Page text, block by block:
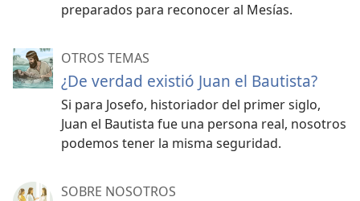
preparados para reconocer al Mesías.
OTROS TEMAS
¿De verdad existió Juan el Bautista?
Si para Josefo, historiador del primer siglo,
Juan el Bautista fue una persona real, nosotros
podemos tener la misma seguridad.
SOBRE NOSOTROS